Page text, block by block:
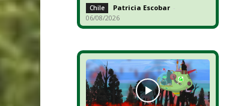
Chile Patricia Escobar -
06/08/2026